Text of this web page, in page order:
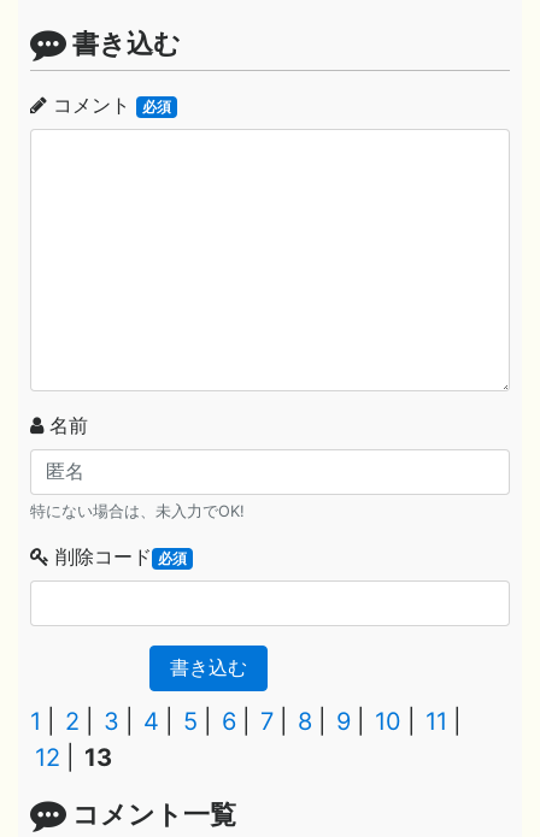
書き込む
コメント 必須
名前
特にない場合は、未入力でOK!
削除コード 必須
書き込む
1 2 3 4 5 6 7 8 9 10
11
12
13
コメント一覧